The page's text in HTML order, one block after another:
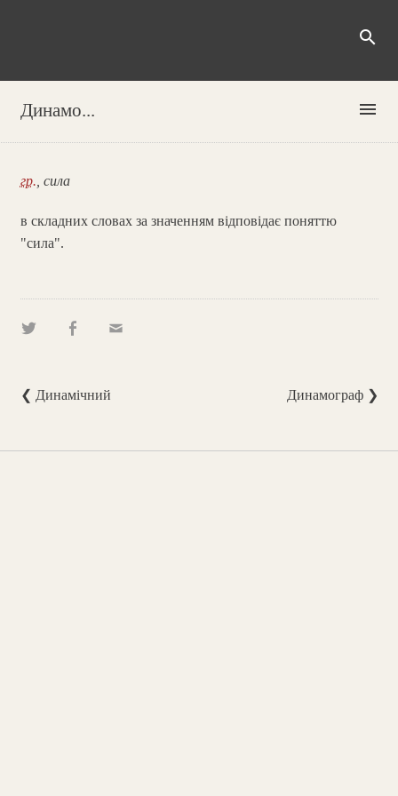
search
Динамо... menu
гр. , сила
в складних словах за значенням відповідає поняттю
"сила".
❮ Динамічний Динамограф ❯